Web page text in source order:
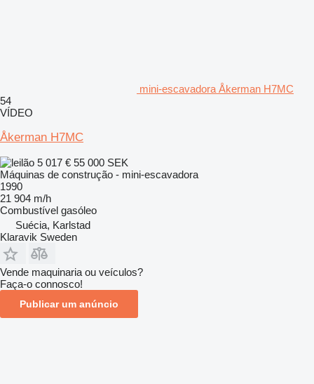
mini-escavadora Åkerman H7MC
54
VÍDEO
Åkerman H7MC
5 017 € 55 000 SEK
Máquinas de construção - mini-escavadora
1990
21 904 m/h
Combustível gasóleo
Suécia, Karlstad
Klaravik Sweden
Vende maquinaria ou veículos?
Faça-o connosco!
Publicar um anúncio